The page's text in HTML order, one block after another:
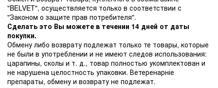
"BELVET", осуществляется только в соответствии с
"Законом о защите прав потребителя".
Сделать это Вы можете в течении 14 дней от даты
покупки.
Обмену либо возврату подлежат только те товары, которые
не были в употреблении и не имеют следов использования:
царапины, сколы и т. д., товар полностью укомплектован и
не нарушена целостность упаковки. Ветеренарніе
препараты, обмену и возврату не подлежат.